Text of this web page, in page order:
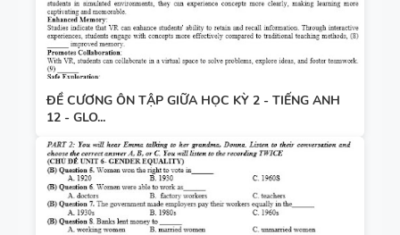
ĐỀ CƯƠNG ÔN TẬP GIỮA HỌC KỲ 2 - TIẾNG ANH
12 - GLO...